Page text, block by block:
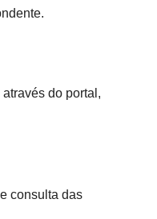
do portal,
consulta das